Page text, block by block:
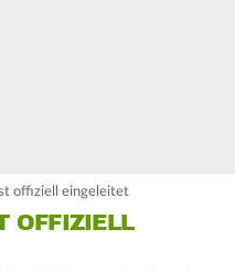
offiziell eingeleitet
OFFIZIELL